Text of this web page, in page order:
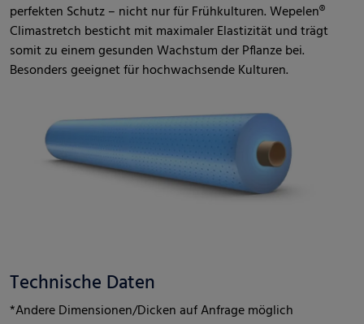
perfekten Schutz – nicht nur für Frühkulturen. Wepelen®
Climastretch besticht mit maximaler Elastizität und trägt
somit zu einem gesunden Wachstum der Pflanze bei.
Besonders geeignet für hochwachsende Kulturen.
Technische Daten
*Andere Dimensionen/Dicken auf Anfrage möglich